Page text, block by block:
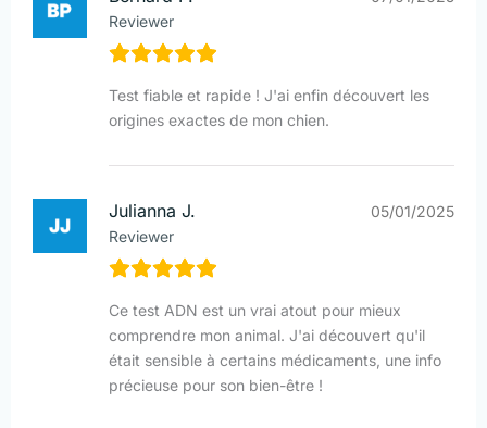
Reviewer
Test fiable et rapide ! J'ai enfin découvert les
origines exactes de mon chien.
Julianna J.
Reviewer
05/01/2025
Ce test ADN est un vrai atout pour mieux
comprendre mon animal. J'ai découvert qu'il
était sensible à certains médicaments, une info
précieuse pour son bien-être !